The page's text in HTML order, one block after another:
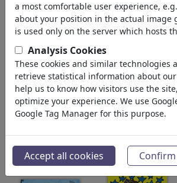
Pascal Kirchmair's gallery
see all
Papst Leo XIV. John Quincy Adams
a most comfortable user experience,
about your position in the actual image
is used only on the server which hosts
Analysis Cookies
These cookies and similar technologies
retrieve statistical information about
help us to know how visitors use the
optimize your experience. We use
Google Tag Manager for this purpose.
Accept all cookies